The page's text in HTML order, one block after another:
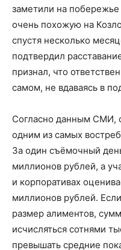
заметили на
очень похожую на
спустя несколько
подтвердил
признал, что
самом, не вдаваясь в
Согласно данным СМИ,
одним из самых
За один съёмочный
миллионов рублей, а
и корпоративах
миллионов рублей.
размер алиментов,
исчисляться сотнями
превышать средние